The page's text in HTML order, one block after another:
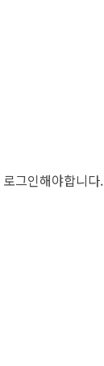
로그인해야합니다.